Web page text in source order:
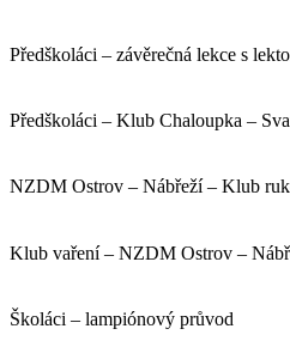
Předškoláci – závěrečná lekce s
Předškoláci – Klub Chaloupka –
NZDM Ostrov – Nábřeží – Klub
Klub vaření – NZDM Ostrov –
Školáci – lampiónový průvod